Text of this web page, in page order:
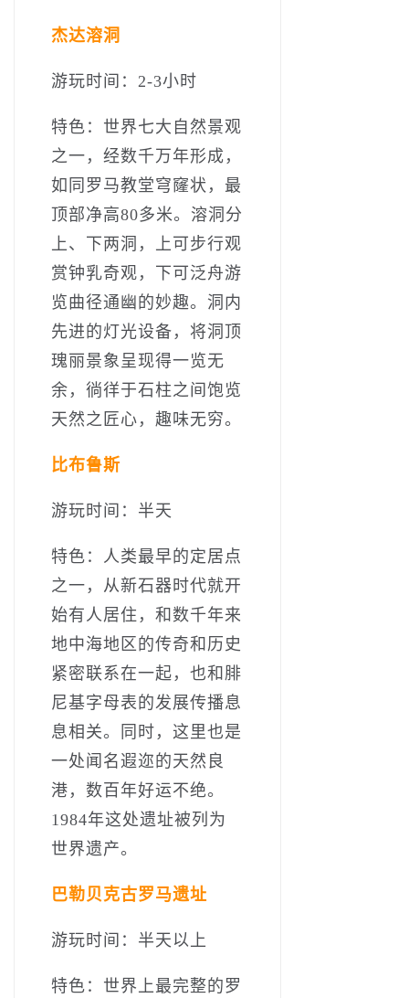
杰达溶洞
游玩时间：2-3小时
特色：世界七大自然景观
之一，经数千万年形成，
如同罗马教堂穹窿状，最
顶部净高80多米。溶洞分
上、下两洞，上可步行观
赏钟乳奇观，下可泛舟游
览曲径通幽的妙趣。洞内
先进的灯光设备，将洞顶
瑰丽景象呈现得一览无
余，徜徉于石柱之间饱览
天然之匠心，趣味无穷。
比布鲁斯
游玩时间：半天
特色：人类最早的定居点
之一，从新石器时代就开
始有人居住，和数千年来
地中海地区的传奇和历史
紧密联系在一起，也和腓
尼基字母表的发展传播息
息相关。同时，这里也是
一处闻名遐迩的天然良
港，数百年好运不绝。
1984年这处遗址被列为
世界遗产。
巴勒贝克古罗马遗址
游玩时间：半天以上
特色：世界上最完整的罗